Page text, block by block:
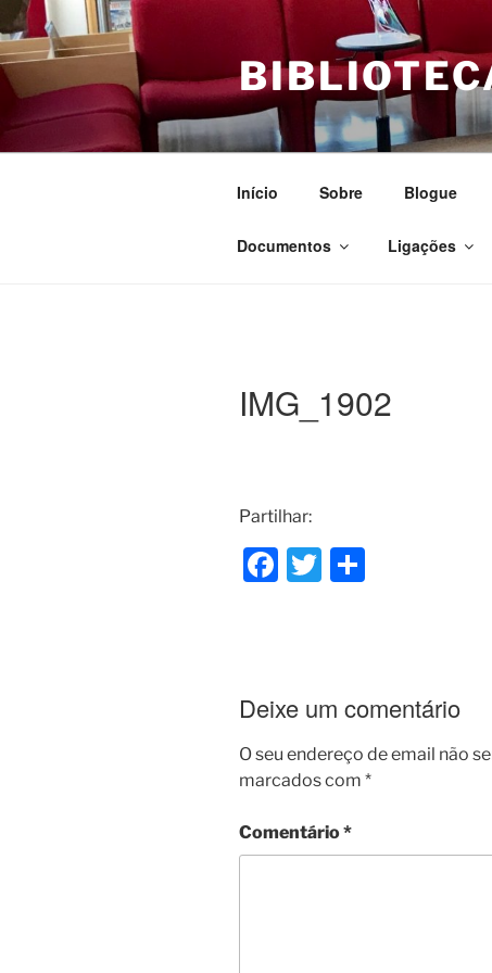
Saltar
para
o
conteúdo
Início Sobre Blogue
Documentos Ligações
IMG_1902
Partilhar:
F
b
o
T
Deixe um comentário
O seu endereço de email não
marcados com *
Comentário*